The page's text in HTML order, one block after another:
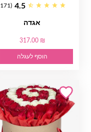
4.5
(171)
אגדה
317.00 ₪
הוסף לעגלה